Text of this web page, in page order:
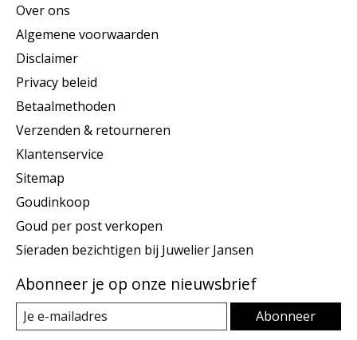
Over ons
Algemene voorwaarden
Disclaimer
Privacy beleid
Betaalmethoden
Verzenden & retourneren
Klantenservice
Sitemap
Goudinkoop
Goud per post verkopen
Sieraden bezichtigen bij Juwelier Jansen
Abonneer je op onze nieuwsbrief
Abonneer